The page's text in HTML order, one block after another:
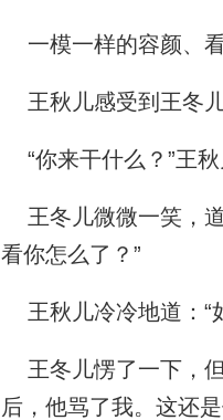
一模一样的容颜、看
王秋儿感受到王冬儿
“你来干什么？”王秋
王冬儿微微一笑，道
看你怎么了？”
王秋儿冷冷地道：“
王冬儿愣了一下，但
后，他骂了我。这还